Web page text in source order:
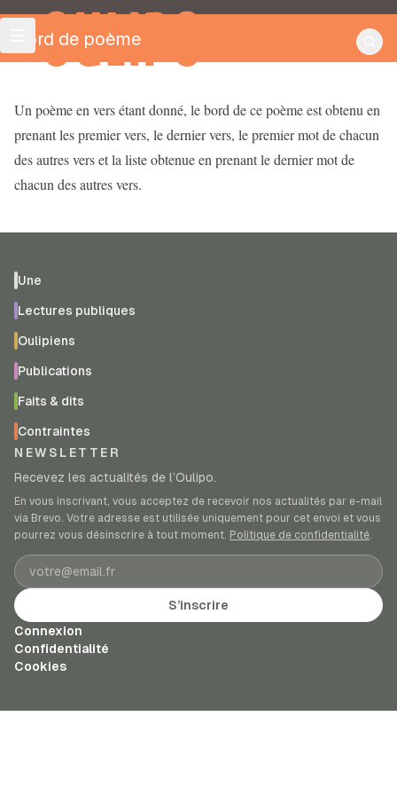
OULIPO
Bord de poème
Un poème en vers étant donné, le bord de ce poème est obtenu en
prenant les premier vers, le dernier vers, le premier mot de chacun
des autres vers et la liste obtenue en prenant le dernier mot de
chacun des autres vers.
Une
Lectures publiques
Oulipiens
Publications
Faits & dits
Contraintes
NEWSLETTER
Recevez les actualités de l’Oulipo.
En vous inscrivant, vous acceptez de recevoir nos actualités par e-mail
via Brevo. Votre adresse est utilisée uniquement pour cet envoi et vous
pourrez vous désinscrire à tout moment. Politique de confidentialité.
Adresse e-mail
S’inscrire
Connexion
Confidentialité
Cookies